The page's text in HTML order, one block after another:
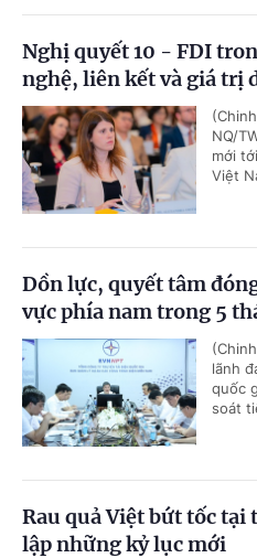
Nghị quyết 10 - FDI
nghệ, liên kết và giá trị
NQ/
mới
Việt
Dồn lực, quyết tâm
vực phía nam trong 5
lãnh
quốc
soát
Rau quả Việt bứt tốc tại
lập những kỷ lục mới